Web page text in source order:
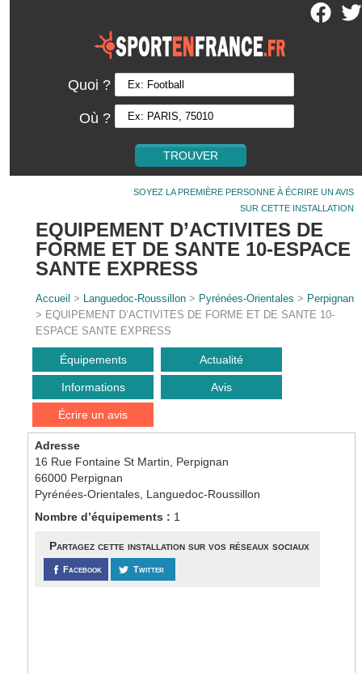
Quoi ?
Où ?
SOYEZ LA PREMIÈRE PERSONNE À ÉCRIRE UN AVIS
SUR CETTE INSTALLATION
EQUIPEMENT D’ACTIVITES DE
FORME ET DE SANTE 10-ESPACE
SANTE EXPRESS
Accueil > Languedoc-Roussillon > Pyrénées-Orientales > Perpignan
> EQUIPEMENT D’ACTIVITES DE FORME ET DE SANTE 10-
ESPACE SANTE EXPRESS
Équipements Actualité
Informations Avis
Écrire un avis
Adresse
16 Rue Fontaine St Martin, Perpignan
66000 Perpignan
Pyrénées-Orientales, Languedoc-Roussillon
Nombre d’équipements : 1
Partagez cette installation sur vos réseaux sociaux
Facebook Twitter